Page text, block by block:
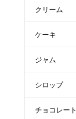
クリーム
ケーキ
ジャム
シロップ
チョコレート